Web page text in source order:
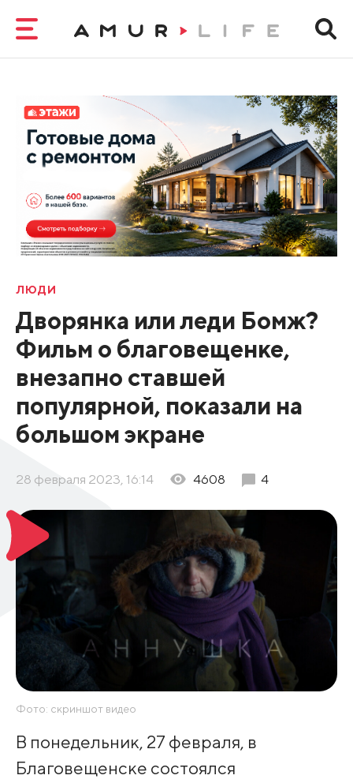
ЛЮДИ
Дворянка или леди Бомж?
Фильм о благовещенке,
внезапно ставшей
популярной, показали на
большом экране
28 февраля 2023, 16:14 4608 4
Фото: скриншот видео
В понедельник, 27 февраля, в
Благовещенске состоялся